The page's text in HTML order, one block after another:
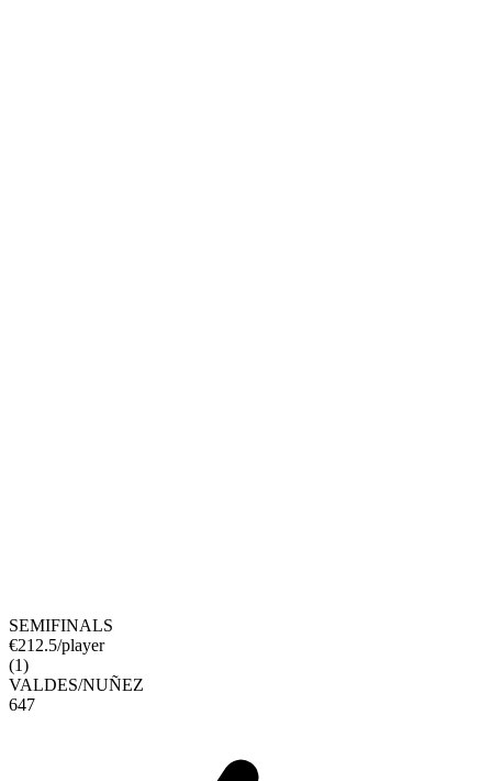
SEMIFINALS
€212.5/player
(1)
VALDES/NUÑEZ
647